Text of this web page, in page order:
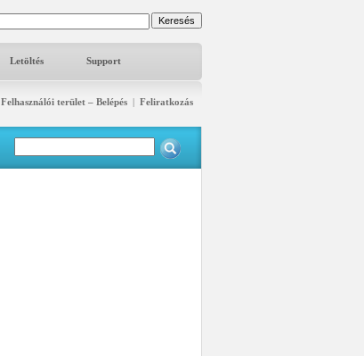
Letöltés Support
Felhasználói terület – Belépés | Feliratkozás